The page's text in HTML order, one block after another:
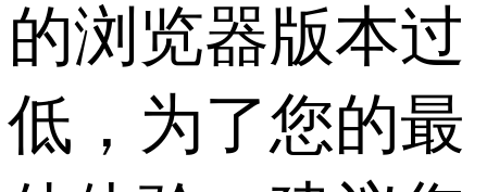
的浏览器版本过
低，为了您的最